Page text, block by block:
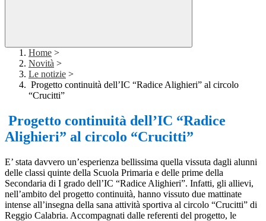
Home >
Novità >
Le notizie >
Progetto continuità dell’IC “Radice Alighieri” al circolo
“Crucitti”
Progetto continuità dell’IC “Radice
Alighieri” al circolo “Crucitti”
E’ stata davvero un’esperienza bellissima quella vissuta dagli alunni
delle classi quinte della Scuola Primaria e delle prime della
Secondaria di I grado dell’IC “Radice Alighieri”. Infatti, gli allievi,
nell’ambito del progetto continuità, hanno vissuto due mattinate
intense all’insegna della sana attività sportiva al circolo “Crucitti” di
Reggio Calabria. Accompagnati dalle referenti del progetto, le